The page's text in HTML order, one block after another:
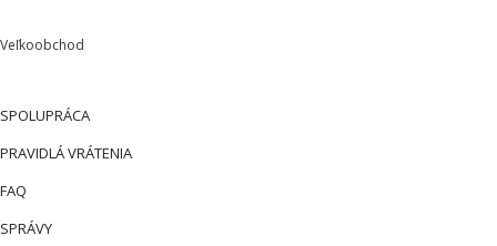
Veľkoobchod
SPOLUPRÁCA
PRAVIDLÁ VRÁTENIA
FAQ
SPRÁVY